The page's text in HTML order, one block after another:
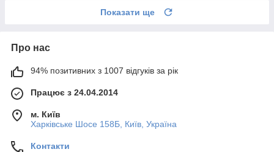
Показати ще
Про нас
94% позитивних з 1007 відгуків за рік
Працює з 24.04.2014
м. Київ
Харківське Шосе 158Б, Київ, Україна
Контакти